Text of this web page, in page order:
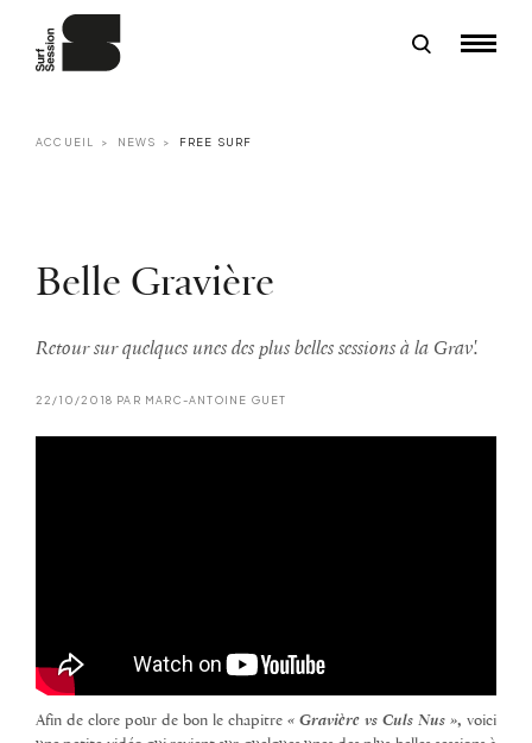
ACCUEIL NEWS FREE SURF
Belle Gravière
Retour sur quelques unes des plus belles sessions à la Grav'.
22/10/2018 PAR MARC-ANTOINE GUET
Afin de clore pour de bon le chapitre « Gravière vs Culs Nus », voici